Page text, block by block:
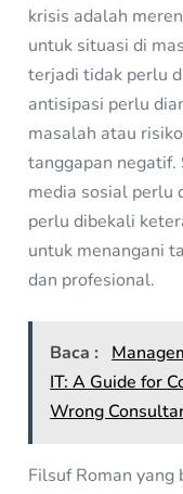
krisis adalah
untuk situasi di
terjadi tidak perlu
antisipasi perlu
masalah atau
tanggapan negatif.
media sosial perlu
perlu dibekali
untuk menangani
dan profesional.
Baca :
IT: A Guide for
Wrong
Filsuf Roman